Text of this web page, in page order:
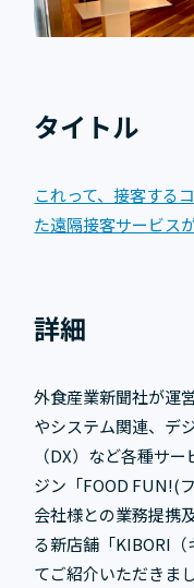
タイトル
これって、接客する
た遠隔接客サービス
詳細
外食産業新聞社が運
やシステム関連、デ
（DX）など各種サ
ジン「FOOD FUN!(
会社様との業務提携
る新店舗「KIBORI
てご紹介いただきまし